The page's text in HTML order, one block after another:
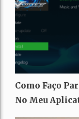
Como Faço
No Meu